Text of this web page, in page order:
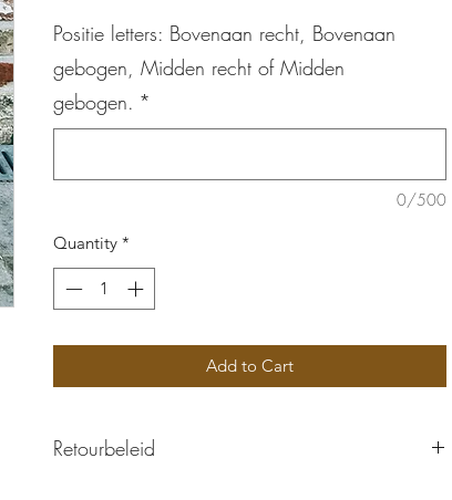
Positie letters: Bovenaan recht, Bovenaan
gebogen, Midden recht of Midden
gebogen. *
0/500
Quantity *
Add to Cart
Retourbeleid